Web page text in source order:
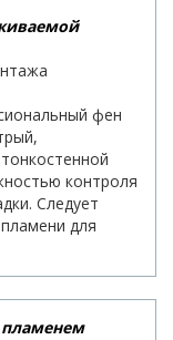
фен
контроля
Следует
для